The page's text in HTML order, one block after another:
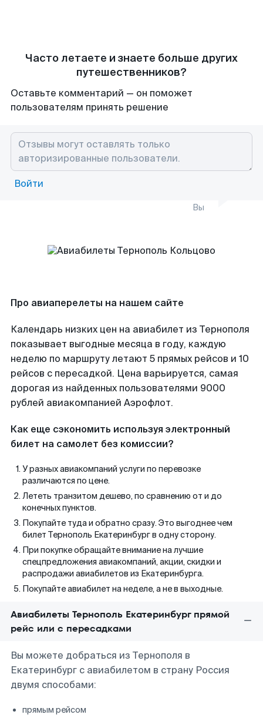
Часто летаете и знаете больше других
путешественников?
Оставьте комментарий — он поможет
пользователям принять решение
Войти
Вы
Про авиаперелеты на нашем сайте
Календарь низких цен на авиабилет из Тернополя
показывает выгодные месяца в году, каждую
неделю по маршруту летают 5 прямых рейсов и 10
рейсов с пересадкой. Цена варьируется, самая
дорогая из найденных пользователями 9000
рублей авиакомпанией Аэрофлот.
Как еще сэкономить используя электронный
билет на самолет без комиссии?
У разных авиакомпаний услуги по перевозке
различаются по цене.
Лететь транзитом дешево, по сравнению от и до
конечных пунктов.
Покупайте туда и обратно сразу. Это выгоднее чем
билет Тернополь Екатеринбург в одну сторону.
При покупке обращайте внимание на лучшие
спецпредложения авиакомпаний, акции, скидки и
распродажи авиабилетов из Екатеринбурга.
Покупайте авиабилет на неделе, а не в выходные.
Авиабилеты Тернополь Екатеринбург прямой
рейс или с пересадками
Вы можете добраться из Тернополя в
Екатеринбург с авиабилетом в страну Россия
двумя способами:
прямым рейсом